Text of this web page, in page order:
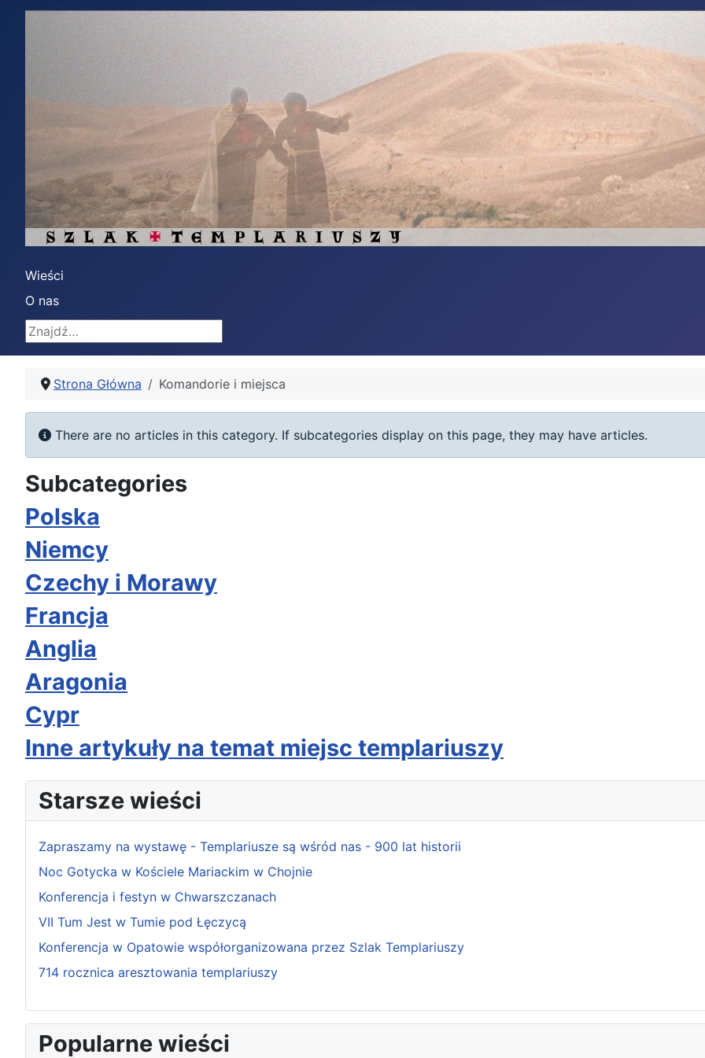
Wieści
O nas
Znajdź
Strona Główna Komandorie i miejsca
Info
There are no articles in this category. If subcategories display on this page, they may have articles.
Subcategories
Polska
Niemcy
Czechy i Morawy
Francja
Anglia
Aragonia
Cypr
Inne artykuły na temat miejsc templariuszy
Starsze wieści
Zapraszamy na wystawę - Templariusze są wśród nas - 900 lat historii
Noc Gotycka w Kościele Mariackim w Chojnie
Konferencja i festyn w Chwarszczanach
VII Tum Jest w Tumie pod Łęczycą
Konferencja w Opatowie współorganizowana przez Szlak Templariuszy
714 rocznica aresztowania templariuszy
Popularne wieści